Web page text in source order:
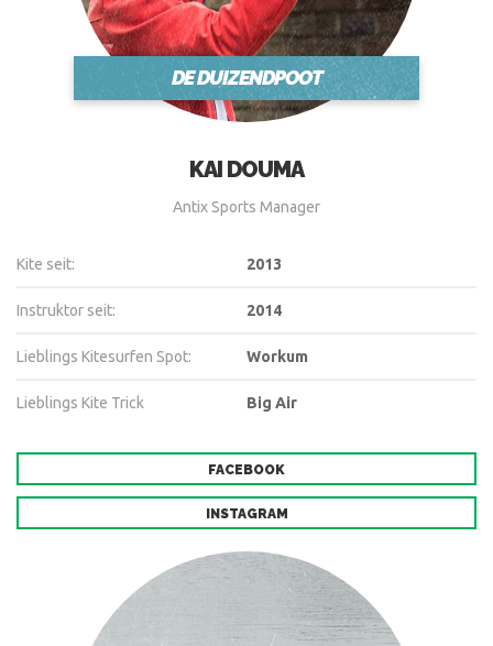
DE DUIZENDPOOT
KAI DOUMA
Antix Sports Manager
Kite seit: 2013
Instruktor seit: 2014
Lieblings Kitesurfen Spot: Workum
Lieblings Kite Trick Big Air
FACEBOOK
INSTAGRAM